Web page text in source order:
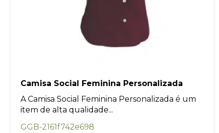
Camisa Social Feminina Personalizada
A Camisa Social Feminina Personalizada é um
item de alta qualidade...
GGB-2161f742e698